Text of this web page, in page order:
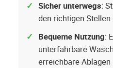
Sicher unterwegs:
den richtigen
Bequeme Nutzung:
unterfahrbare
erreichbare Ablagen